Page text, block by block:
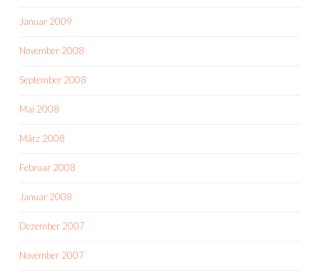
Januar 2009
November 2008
September 2008
Mai 2008
März 2008
Februar 2008
Januar 2008
Dezember 2007
November 2007